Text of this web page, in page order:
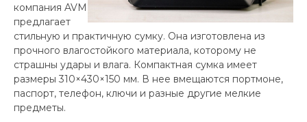
компания AVM
предлагает
стильную и практичную сумку. Она изготовлена из
прочного влагостойкого материала, которому не
страшны удары и влага. Компактная сумка имеет
размеры 310×430×150 мм. В нее вмещаются портмоне,
паспорт, телефон, ключи и разные другие мелкие
предметы.